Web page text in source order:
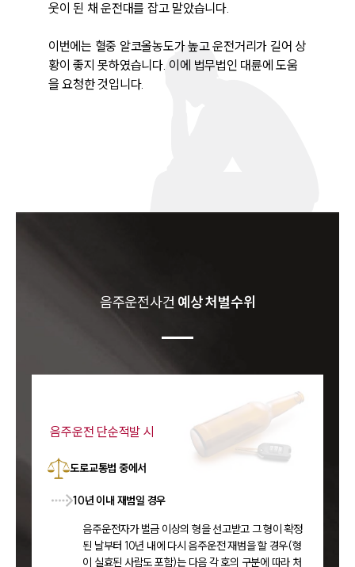
웃이 된 채 운전대를 잡고 말았습니다.
이번에는 혈중 알코올농도가 높고 운전거리가 길어 상
황이 좋지 못하였습니다. 이에 법무법인 대륜에 도움
을 요청한 것입니다.
음주운전사건 예상 처벌수위
음주운전 단순적발 시
도로교통법 중에서
10년 이내 재범일 경우
음주운전자가 벌금 이상의 형을 선고받고 그 형이 확정
된 날부터 10년 내에 다시 음주운전 재범을 할 경우(형
이 실효된 사람도 포함)는 다음 각 호의 구분에 따라 처